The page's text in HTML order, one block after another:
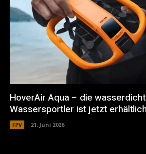
HoverAir Aqua – die
Wassersportler ist jetzt erhältlich
FPV 21. Juni 2026